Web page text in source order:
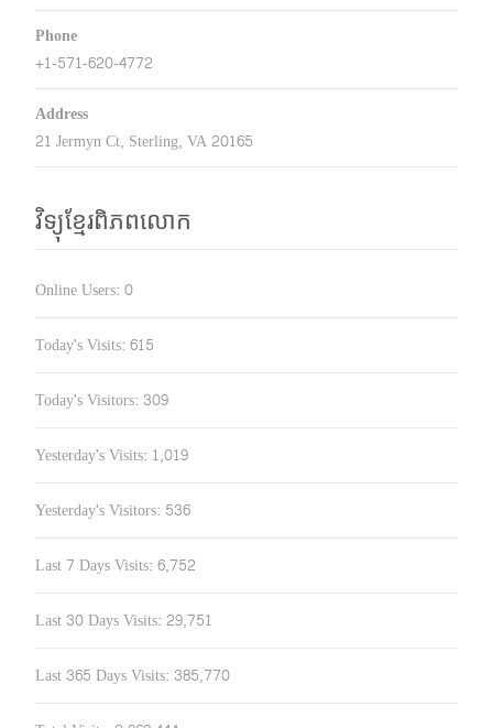
Phone
+1-571-620-4772
Address
21 Jermyn Ct, Sterling, VA 20165
វិទ្យុខ្មែរពិភពលោក
Online Users: 0
Today's Visits: 615
Today's Visitors: 309
Yesterday's Visits: 1,019
Yesterday's Visitors: 536
Last 7 Days Visits: 6,752
Last 30 Days Visits: 29,751
Last 365 Days Visits: 385,770